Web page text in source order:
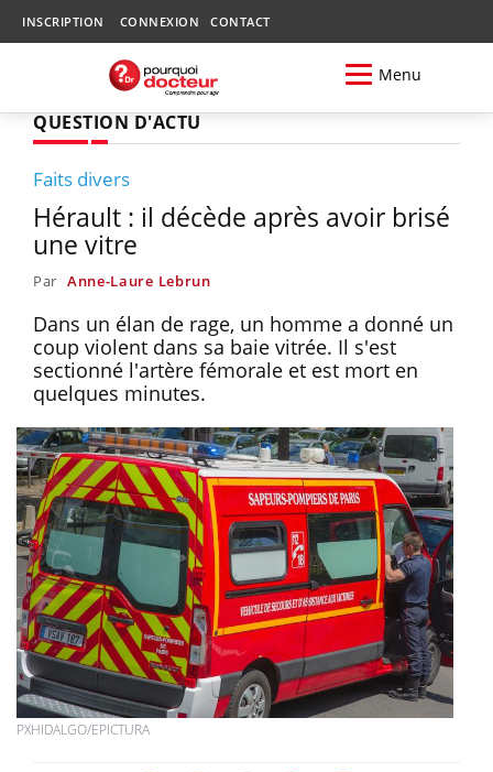
INSCRIPTION CONNEXION CONTACT
Menu
QUESTION D'ACTU
Faits divers
Hérault : il décède après avoir brisé
une vitre
Par Anne-Laure Lebrun
Dans un élan de rage, un homme a donné un
coup violent dans sa baie vitrée. Il s'est
sectionné l'artère fémorale et est mort en
quelques minutes.
PXHIDALGO/EPICTURA